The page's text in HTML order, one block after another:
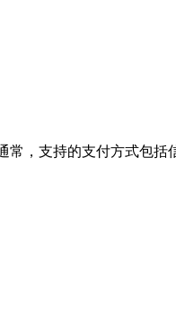
，支持的支付方式包括